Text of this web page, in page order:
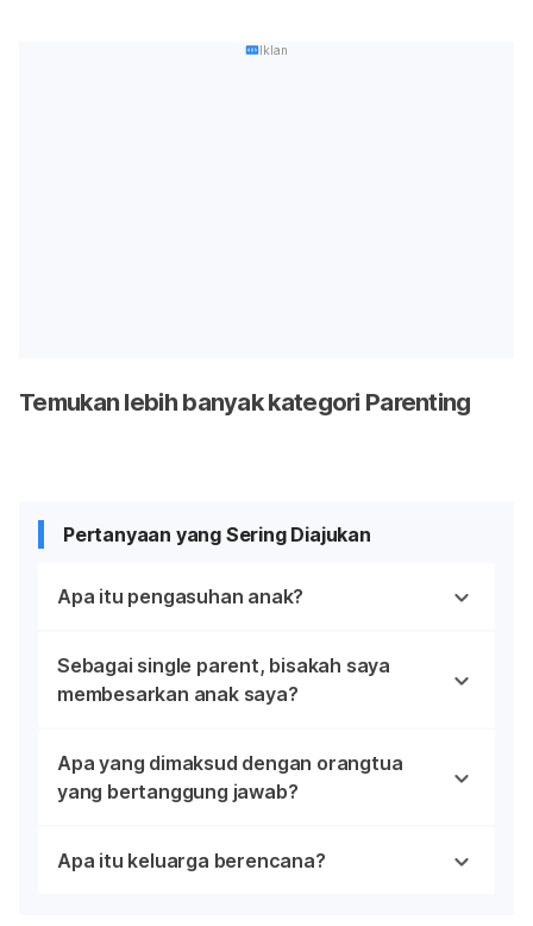
Iklan
Temukan lebih banyak kategori Parenting
Pertanyaan yang Sering Diajukan
Apa itu pengasuhan anak?
Sebagai single parent, bisakah saya
membesarkan anak saya?
Apa yang dimaksud dengan orangtua
yang bertanggung jawab?
Apa itu keluarga berencana?